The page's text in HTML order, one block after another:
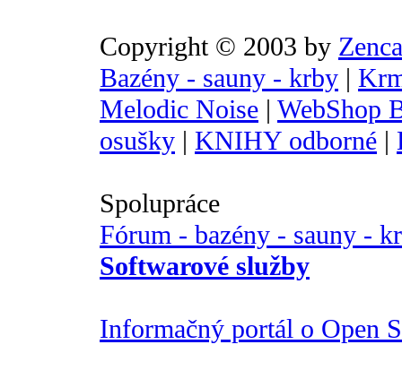
Copyright © 2003 by
Bazény - sauny - krby |
Melodic Noise | WebShop
osušky | KNIHY odborné |
Spolupráce
Fórum - bazény - sauny -
Softwarové služby
Informačný portál o Open